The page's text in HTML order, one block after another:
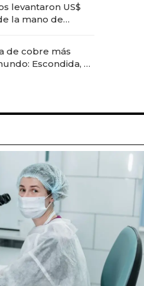
levantaron US$
la mano de
de cobre más
Escondida, el